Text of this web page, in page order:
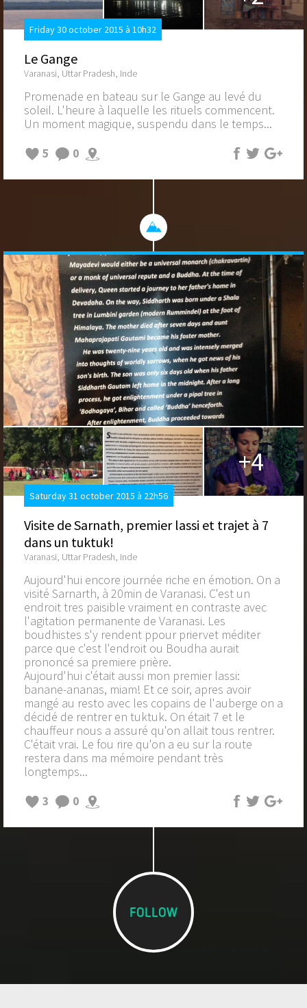
Friday 30 october 2015 à 10h32
Le Gange
Varanasi, Uttar Pradesh, Inde
Promenade en bateau sur le Gange au levé du
soleil. L'heure à laquelle les rituels commencent.
Un moment magique, suspendu dans le temps...
5
0
+4
Saturday 31 october 2015 à 22h56
Visite de Sarnath, premier lassi et trajet à 7
dans un tuktuk!
Varanasi, Uttar Pradesh, Inde
Aujourd'hui encore journée riche en émotion. On a
visité Sarnarth, à 20min de Varanasi. C'est un
endroit tres paisible vraiment en contraste avec
l'agitation permanente de Varanasi. Les
boudhistes s'y rendent ppour priervet méditer
parce que c'est l'endroit ou Boudha aurait
prononcé sa premiere prière.
Aujourd'hui c'était aussi mon premier lassi:
banane-ananas, miam! Et ce soir, apres avoir
mangé au resto avec les copains de l'auberge on a
décidé de rentrer en tuktuk. On était 7 et le
chauffeur nous a assuré qu'on allait tous rentrer.
C'était vrai. Le fou rire qu'on a eu sur la route
restera dans ma mémoire pendant très
longtemps...
3
0
FOLLOW